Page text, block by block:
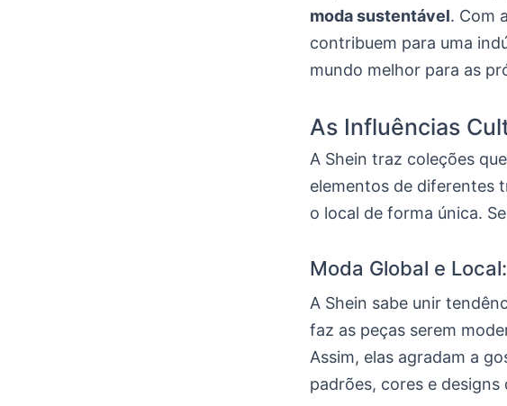
moda sustentável. Com
contribuem para uma
mundo melhor para as
As Influências
A Shein traz coleções
elementos de diferentes
o local de forma única.
Moda Global e
A Shein sabe unir
faz as peças serem
Assim, elas agradam a
padrões, cores e designs